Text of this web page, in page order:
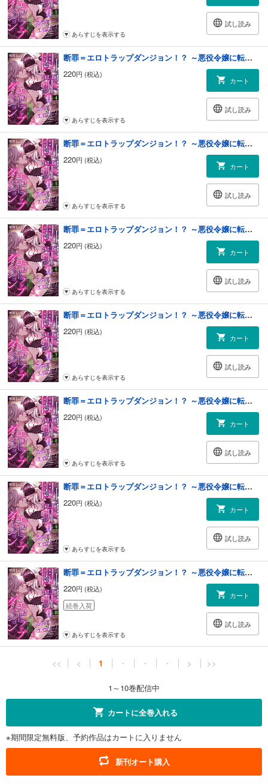
試し読み
あらすじを表示する
断罪＝エロトラップダンジョン！？ ～悪役令嬢に転生したら冤罪で追放されたので攻略対象のアサシンと踏破します～(4)
220円 (税込)
カート
試し読み
あらすじを表示する
断罪＝エロトラップダンジョン！？ ～悪役令嬢に転生したら冤罪で追放されたので攻略対象のアサシンと踏破します～(5)
220円 (税込)
カート
試し読み
あらすじを表示する
断罪＝エロトラップダンジョン！？ ～悪役令嬢に転生したら冤罪で追放されたので攻略対象のアサシンと踏破します～(6)
220円 (税込)
カート
試し読み
あらすじを表示する
断罪＝エロトラップダンジョン！？ ～悪役令嬢に転生したら冤罪で追放されたので攻略対象のアサシンと踏破します～(7)
220円 (税込)
カート
試し読み
あらすじを表示する
断罪＝エロトラップダンジョン！？ ～悪役令嬢に転生したら冤罪で追放されたので攻略対象のアサシンと踏破します～(8)
220円 (税込)
カート
試し読み
あらすじを表示する
断罪＝エロトラップダンジョン！？ ～悪役令嬢に転生したら冤罪で追放されたので攻略対象のアサシンと踏破します～(9)
220円 (税込)
カート
試し読み
あらすじを表示する
断罪＝エロトラップダンジョン！？ ～悪役令嬢に転生したら冤罪で追放されたので攻略対象のアサシンと踏破します～(10)
220円 (税込)
続巻入荷
カート
試し読み
あらすじを表示する
<< < 1 ・ ・ ・ > >>
1～10巻配信中
カートに全巻入れる
※期間限定無料版、予約作品はカートに入りません
新刊オート購入